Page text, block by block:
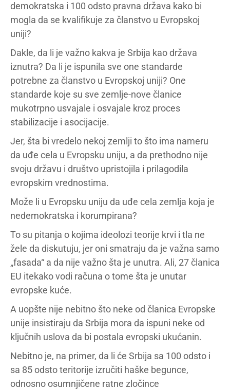
demokratska i 100 odsto pravna država kako bi
mogla da se kvalifikuje za članstvo u Evropskoj
uniji?
Dakle, da li je važno kakva je Srbija kao država
iznutra? Da li je ispunila sve one standarde
potrebne za članstvo u Evropskoj uniji? One
standarde koje su sve zemlje-nove članice
mukotrpno usvajale i osvajale kroz proces
stabilizacije i asocijacije.
Jer, šta bi vredelo nekoj zemlji to što ima nameru
da uđe cela u Evropsku uniju, a da prethodno nije
svoju državu i društvo upristojila i prilagodila
evropskim vrednostima.
Može li u Evropsku uniju da uđe cela zemlja koja je
nedemokratska i korumpirana?
To su pitanja o kojima ideolozi teorije krvi i tla ne
žele da diskutuju, jer oni smatraju da je važna samo
„fasada“ a da nije važno šta je unutra. Ali, 27 članica
EU itekako vodi računa o tome šta je unutar
evropske kuće.
A uopšte nije nebitno što neke od članica Evropske
unije insistiraju da Srbija mora da ispuni neke od
ključnih uslova da bi postala evropski ukućanin.
Nebitno je, na primer, da li će Srbija sa 100 odsto i
sa 85 odsto teritorije izručiti haške begunce,
odnosno osumnjičene ratne zločince